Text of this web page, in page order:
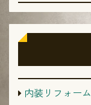
内装リフォーム